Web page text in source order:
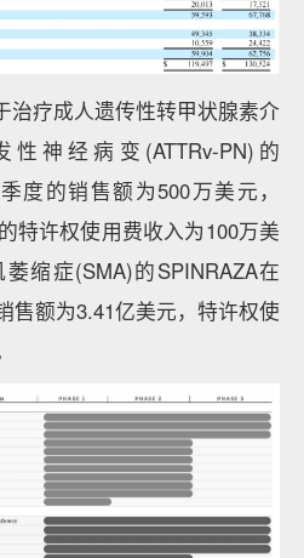
治疗成人遗传性转甲状腺素介
神经病变(ATTRv-PN)的
度的销售额为500万美元，
特许权使用费收入为100万美
缩症(SMA)的SPINRAZA在
售额为3.41亿美元，特许权使